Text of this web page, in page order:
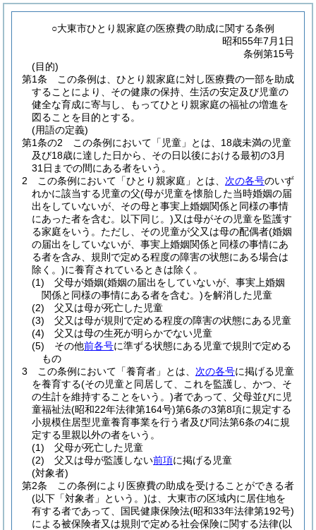
○大東市ひとり親家庭の医療費の助成に関する条例
昭和55年7月1日
条例第15号
(目的)
第1条
この条例は、ひとり親家庭に対し医療費の一部を助成
することにより、その健康の保持、生活の安定及び児童の
健全な育成に寄与し、もってひとり親家庭の福祉の増進を
図ることを目的とする。
(用語の定義)
第1条の2
この条例において「児童」とは、18歳未満の児童
及び18歳に達した日から、その日以後における最初の3月
31日までの間にある者をいう。
2
この条例において「ひとり親家庭」とは、 次の各号のいず
れかに該当する児童の父(母が児童を懐胎した当時婚姻の届
出をしていないが、その母と事実上婚姻関係と同様の事情
にあった者を含む。以下同じ。)又は母がその児童を監護す
る家庭をいう。 ただし、その児童が父又は母の配偶者(婚姻
の届出をしていないが、事実上婚姻関係と同様の事情にあ
る者を含み、規則で定める程度の障害の状態にある場合は
除く。)に養育されているときは除く。
(1)
父母が婚姻(婚姻の届出をしていないが、事実上婚姻
関係と同様の事情にある者を含む。)を解消した児童
(2)
父又は母が死亡した児童
(3)
父又は母が規則で定める程度の障害の状態にある児童
(4)
父又は母の生死が明らかでない児童
(5)
その他前各号に準ずる状態にある児童で規則で定める
もの
3
この条例において「養育者」とは、 次の各号に掲げる児童
を養育する(その児童と同居して、これを監護し、かつ、そ
の生計を維持することをいう。)者であって、父母並びに児
童福祉法(昭和22年法律第164号)第6条の3第8項に規定する
小規模住居型児童養育事業を行う者及び同法第6条の4に規
定する里親以外の者をいう。
(1)
父母が死亡した児童
(2)
父又は母が監護しない前項に掲げる児童
(対象者)
第2条
この条例により医療費の助成を受けることができる者
(以下「対象者」という。)は、大東市の区域内に居住地を
有する者であって、国民健康保険法(昭和33年法律第192号)
による被保険者又は規則で定める社会保険に関する法律(以